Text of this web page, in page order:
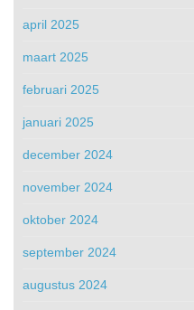
april 2025
maart 2025
februari 2025
januari 2025
december 2024
november 2024
oktober 2024
september 2024
augustus 2024